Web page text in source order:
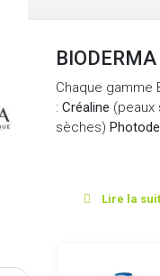
BIODERMA
Chaque
: Créaline (peaux
sèches)
Lire la